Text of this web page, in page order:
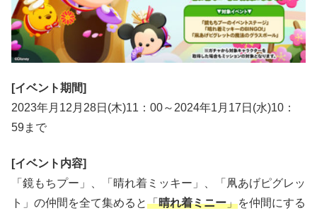
[イベント期間]
2023年月12月28日(木)11：00～2024年1月17日(水)10：
59まで
[イベント内容]
「鏡もちプー」、「晴れ着ミッキー」、「凧あげピグレッ
ト」の仲間を全て集めると「晴れ着ミニー」を仲間にする